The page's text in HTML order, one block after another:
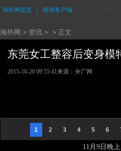
海外网首页 移动客户端
海外网 > 资讯 > > 正文
东莞女工整容后变身
2015-10-20 09:55:41来源：央广网
1 2 3 4 5 6
11月9日晚